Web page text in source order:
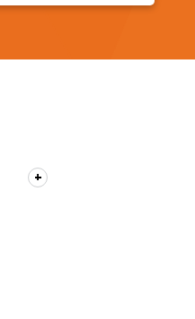
+